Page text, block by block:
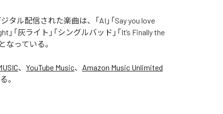
ル配信された楽曲は、「AI」「Say you love
」「灰ライト」「シングルバッド」「It’s Finally the
なっている。
、 YouTube Music、 Amazon Music Unlimited
。